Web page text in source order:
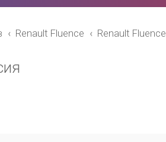
Renault Fluence Renault Fluence